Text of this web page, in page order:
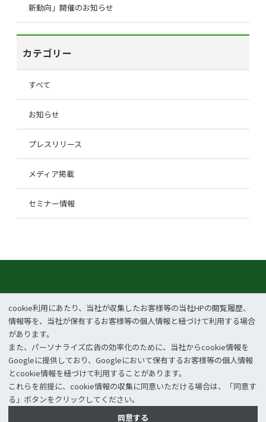
新動向」開催のお知らせ
カテゴリー
すべて
お知らせ
プレスリリース
メディア掲載
セミナー情報
企業情報
事業紹介
CSR
ニュース
お問い合わせ
個人情報保護方針 情報セキュリティポリシー
©2026 ＪＥＭＳ Inc.
cookie利⽤にあたり、当社が収集したお客様等の当社HPの閲覧履歴、
情報等を、当社が保有するお客様等の個⼈情報と紐づけて利⽤する場合
があります。
また、パーソナライズ広告の効率化のために、当社からcookie情報を
Googleに提供しており、Googleにおいて保有するお客様等の個⼈情報
とcookie情報を紐づけて利⽤することがあります。
これらを前提に、cookie情報の収集に同意いただける場合は、「同意す
る」ボタンをクリックしてください。
同意する